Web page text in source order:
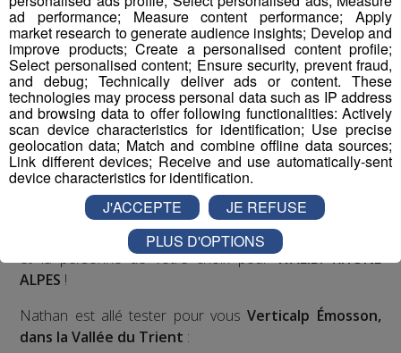
Déstination été ! Une question...une destination !
Nous vous poserons une question, a vous de faire le
bon choix entre les 3 réponses pour repartir avec vos
entrées pour un maximum d'activités dans la région !
Inscription par téléphone toute la journée pour
participer aux 2 tirages au sort par jour à 8h45 et 17h45.
Appelez le standard au 04 50 58 24 09
Pour cette semaine on vous offre vos entrées pour vous
et la personne de votre choix pourWALIBI RHONE
ALPES !
Nathan est allé tester pour vousVerticalp Émosson,
dans la Vallée du Trient :
ad performance; Measure content performance; Apply
market research to generate audience insights; Develop and
improve products; Create a personalised content profile;
Select personalised content; Ensure security, prevent fraud,
and debug; Technically deliver ads or content. These
technologies may process personal data such as IP address
and browsing data to offer following functionalities: Actively
scan device characteristics for identification; Use precise
geolocation data; Match and combine offline data sources;
Link different devices; Receive and use automatically-sent
device characteristics for identification.
J'ACCEPTE
JE REFUSE
PLUS D'OPTIONS